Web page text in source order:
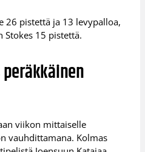
26 pistettä ja 13 levypalloa,
Stokes 15 pistettä.
viikon mittaiselle
vauhdittamana. Kolmas